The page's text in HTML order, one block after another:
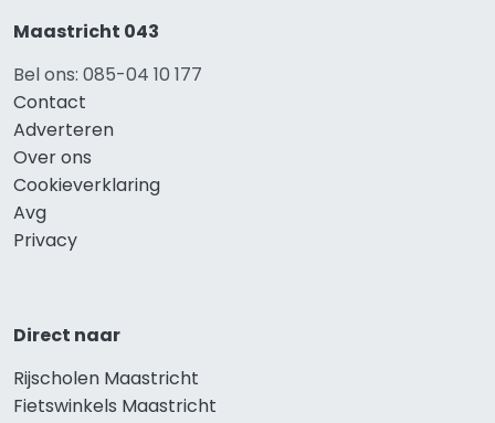
Maastricht 043
Bel ons: 085-04 10 177
Contact
Adverteren
Over ons
Cookieverklaring
Avg
Privacy
Direct naar
Rijscholen Maastricht
Fietswinkels Maastricht